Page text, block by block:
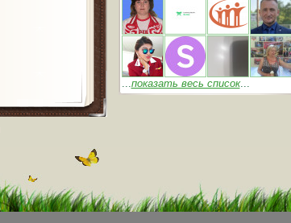
...показать весь список...